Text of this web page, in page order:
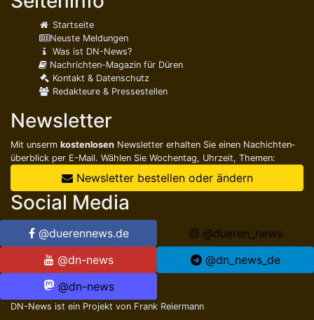
Ertappter Ladendieb wehrt
sich bei der Festnahme
Fr., 7. August 2026 10:30
Düren
Polizei
Einbrecher im Kleiderschrank
gefunden
Fr., 7. August 2026 10:30
Düren
Zeugensuche nach Bränden
Düren
Startseite
Neuste Meldungen
Was ist DN-News?
Nachrichten-Magazin für Düren
Kontakt & Datenschutz
Redakteure & Pressestellen
Newsletter
Mit unserm kostenlosen Newsletter erhalten Sie einen Nachichten­
überblick per E-Mail. Wählen Sie Wochentag, Uhrzeit, Themen:
Newsletter bestellen oder ändern
Social Media
@duerennews.de
@dueren_news
@dn-news
@dn_news_de
@dn-news
DN-News ist ein Projekt von Frank Reiermann